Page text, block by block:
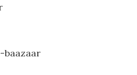
baazaar